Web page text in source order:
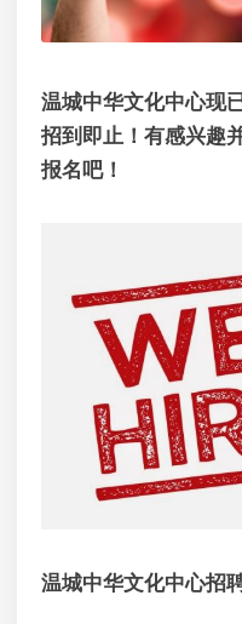
温城中华文化中心现
招到即止！有感兴趣
报名吧！
温城中华文化中心招